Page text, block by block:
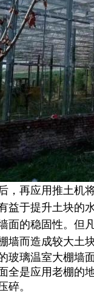
，再应用推土机
益于提升土块的
面的稳固性。但
墙而造成较大土
玻璃温室大棚墙
全是应用老棚的
碎。